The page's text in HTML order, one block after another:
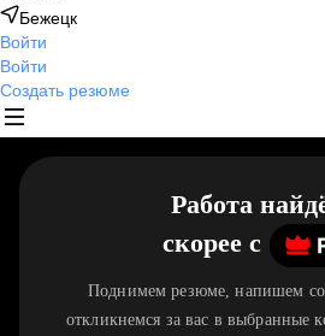
Бежецк
Войти
Войти
Создать резюме
Работа
скорее c
Поднимем резюме, напишем
откликнемся за вас в выбранные